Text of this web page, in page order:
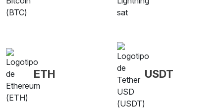
ETH USDT